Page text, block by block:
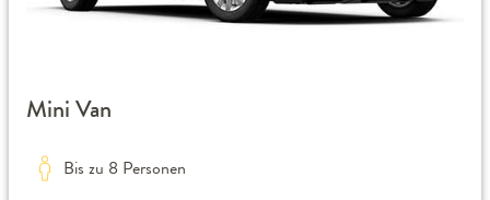
Mini Van
Bis zu 8 Personen